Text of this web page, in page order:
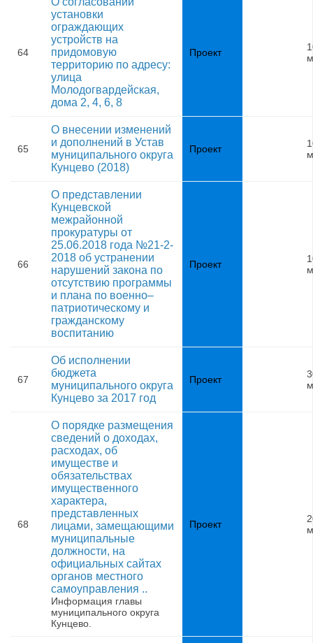
64
установки
ограждающих
устройств на
придомовую
территорию по адресу:
улица
Молодогвардейская,
дома 2, 4, 6, 8
Проект
65
О внесении изменений
и дополнений в Устав
муниципального округа
Кунцево (2018)
Проект
66
О представлении
Кунцевской
межрайонной
прокуратуры от
25.06.2018 года №21-2-
2018 об устранении
нарушений закона по
отсутствию программы
и плана по военно–
патриотическому и
гражданскому
воспитанию
Проект
67
Об исполнении
бюджета
муниципального округа
Кунцево за 2017 год
Проект
68
О порядке размещения
сведений о доходах,
расходах, об
имуществе и
обязательствах
имущественного
характера,
представленных
лицами, замещающими
муниципальные
должности, на
официальных сайтах
органов местного
самоуправления ..
Информация главы
муниципального округа
Кунцево.
Проект